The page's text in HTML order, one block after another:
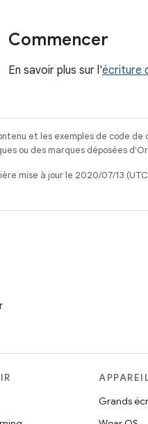
Commencer
En savoir plus sur l'écriture
et les exemples de code
ou des marques déposées
mise à jour le 2020/07/13
Grands